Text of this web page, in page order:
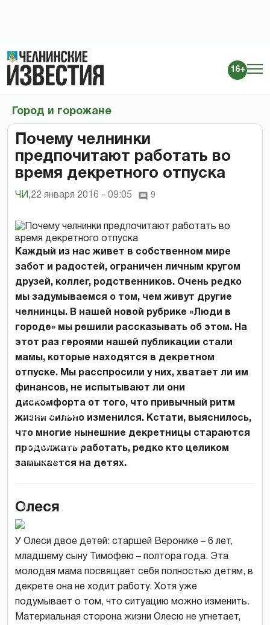
16+
Город и горожане
Почему челнинки
предпочитают работать во
время декретного отпуска
ЧИ ,22 января 2016 - 09:05 9
Каждый из нас живет в собственном мире
забот и радостей, ограничен личным кругом
друзей, коллег, родственников. Очень редко
мы задумываемся о том, чем живут другие
челнинцы. В нашей новой рубрике «Люди в
городе» мы решили рассказывать об этом. На
этот раз героями нашей публикации стали
мамы, которые находятся в декретном
отпуске. Мы расспросили у них, хватает ли им
финансов, не испытывают ли они
дискомфорта от того, что привычный ритм
жизни сильно изменился. Кстати, выяснилось,
что многие нынешние декретницы стараются
продолжать работать, редко кто целиком
замыкается на детях.
Олеся
Олесе
справляться
с
трудностями
помогает
и
мужа.
У Олеси двое детей: старшей Веронике – 6 лет,
младшему сыну Тимофею – полтора года. Эта
молодая мама посвящает себя полностью детям, в
декрете она не ходит работу. Хотя уже
подумывает о том, что ситуацию можно изменить.
Материальная сторона жизни Олесю не угнетает,